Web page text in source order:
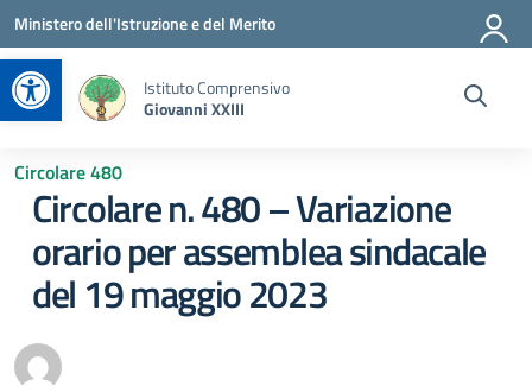
Apri la barra degli strumenti
Vai ai contenuti
Vai al menu di navigazione
Vai al footer
Ministero dell'Istruzione e del Merito
Istituto Comprensivo
Giovanni XXIII
Circolare 480
Circolare n. 480 – Variazione
orario per assemblea sindacale
del 19 maggio 2023